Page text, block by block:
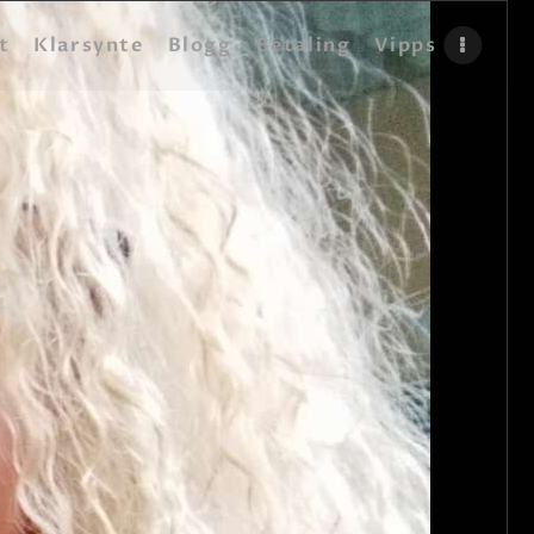
Klarsynte Blogg Betaling Vipps